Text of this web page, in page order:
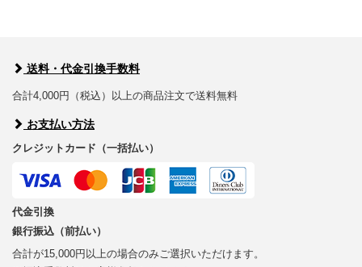
送料・代金引換手数料
合計4,000円（税込）以上の商品注文で送料無料
お支払い方法
クレジットカード（一括払い）
代金引換
銀行振込（前払い）
合計が15,000円以上の場合のみご選択いただけます。